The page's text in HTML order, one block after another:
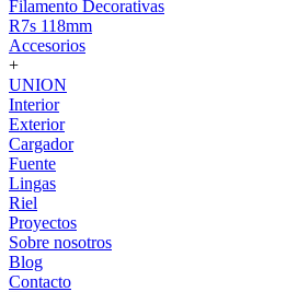
Filamento Decorativas
R7s 118mm
Accesorios
+
UNION
Interior
Exterior
Cargador
Fuente
Lingas
Riel
Proyectos
Sobre nosotros
Blog
Contacto